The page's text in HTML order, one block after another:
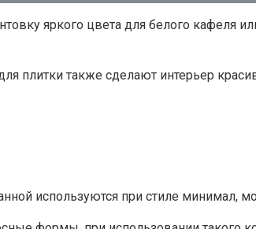
яркого цвета для белого кафеля
плитки также сделают интерьер
используются при стиле минимал,